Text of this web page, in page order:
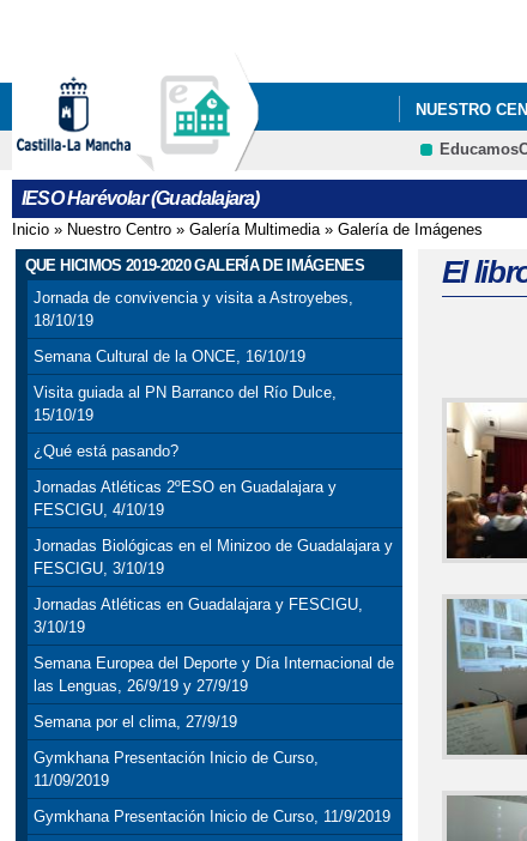
NUESTRO
IESO Harévolar (Guadalajara)
Se encuentra usted aquí
Inicio » Nuestro Centro » Galería Multimedia» Galería de Imágenes
QUE HICIMOS 2019-2020 GALERÍA DE IMÁGENES
Jornada de convivencia y visita a Astroyebes,
18/10/19
Semana Cultural de la ONCE, 16/10/19
Visita guiada al PN Barranco del Río Dulce,
15/10/19
¿Qué está pasando?
Jornadas Atléticas 2ºESO en Guadalajara y
FESCIGU, 4/10/19
Jornadas Biológicas en el Minizoo de Guadalajara y
FESCIGU, 3/10/19
Jornadas Atléticas en Guadalajara y FESCIGU,
3/10/19
Semana Europea del Deporte y Día Internacional de
las Lenguas, 26/9/19 y 27/9/19
Semana por el clima, 27/9/19
Gymkhana Presentación Inicio de Curso,
11/09/2019
Gymkhana Presentación Inicio de Curso, 11/9/2019
El